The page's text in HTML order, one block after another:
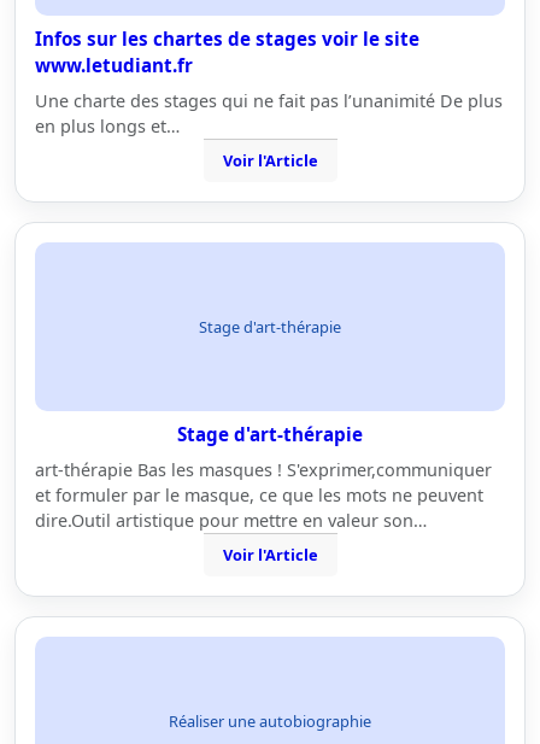
Infos sur les chartes de stages voir le site
www.letudiant.fr
Une charte des stages qui ne fait pas l’unanimité De plus
en plus longs et…
Voir l'Article
Stage d'art-thérapie
Stage d'art-thérapie
art-thérapie Bas les masques ! S'exprimer,communiquer
et formuler par le masque, ce que les mots ne peuvent
dire.Outil artistique pour mettre en valeur son…
Voir l'Article
Réaliser une autobiographie